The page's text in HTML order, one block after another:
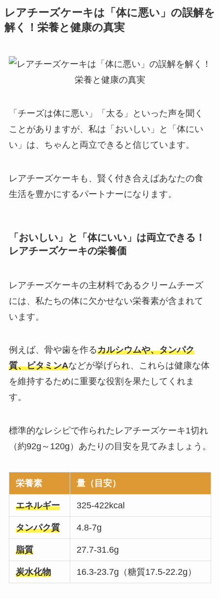
レアチーズケーキは「体に悪い」の誤解を
解く！栄養と健康の真実
「チーズは体に悪い」「太る」といった声を聞く
ことがありますが、私は「おいしい」と「体にい
い」は、ちゃんと両立できると信じています。
レアチーズケーキも、賢く付き合えばあなたの食
生活を豊かにするパートナーになります。
「おいしい」と「体にいい」は両立できる！
レアチーズケーキの栄養価
レアチーズケーキの主材料であるクリームチーズ
には、私たちの体に欠かせない栄養素が含まれて
います。
例えば、骨や歯を作るカルシウムや、タンパク
質、ビタミンAなどが挙げられ、これらは健康な体
を維持するために重要な役割を果たしてくれま
す。
標準的なレシピで作られたレアチーズケーキ1切れ
（約92g～120g）あたりの目安を見てみましょう。
栄養素 量（目安）
エネルギー 325-422kcal
タンパク質 4.8-7g
脂質 27.7-31.6g
炭水化物 16.3-23.7g（糖質17.5-22.2g）